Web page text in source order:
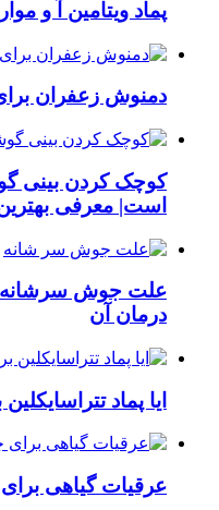
پماد ویتامین آ و
دمنوش زعفران
کوچک کردن بینی
است| معرفی
علت جوش سرشانه
درمان آن
ایا پماد
عرقیات گیاهی